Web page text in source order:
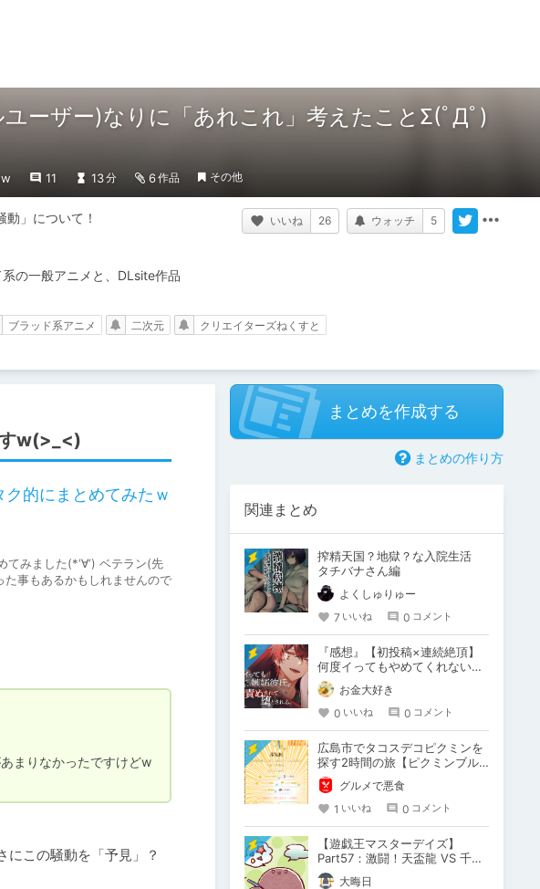
ーザー)なりに「あれこれ」考えたことΣ(ﾟДﾟ)
11 13分 6作品 その他
」について！
の一般アニメと、DLsite作品
いいね 26 ウォッチ 5
ブラッド系アニメ 二次元
クリエイターズねくすと
w(>_<)
的にまとめてみたｗ
みました(*‘∀‘) ベテラン(先
事もあるかもしれませんので
まりなかったですけどw
この騒動を「予見」？
まとめを作成する
まとめの作り方
関連まとめ
搾精天国？地獄？な入院生活
タチバナさん編
よくしゅりゅー
7 いいね 0 コメント
『感想』【初投稿×連続絶頂】
何度イってもやめてくれない嫉
妬彼氏に激責めされて堕とされ
る。お金大好き
0 いいね 0 コメント
広島市でタコスデコピクミンを
探す2時間の旅【ピクミンブル
ーム / Pikmin Bloom】
グルメで悪食
1 いいね 0 コメント
【遊戯王マスターデイズ】
Part57：激闘！天盃龍 VS 千年
D【架空デュエル】
大晦日